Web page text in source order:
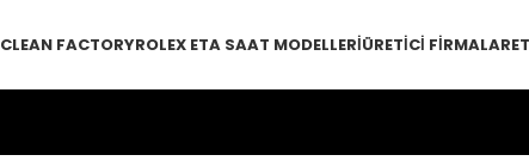
CLEAN FACTORYROLEX ETA SAAT MODELLERIÜRETICI FIRMALAR